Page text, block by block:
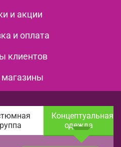
и акции
и оплата
клиентов
Концептуальная
одежда